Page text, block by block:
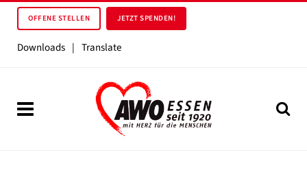
OFFENE STELLEN JETZT SPENDEN!
Downloads | Translate